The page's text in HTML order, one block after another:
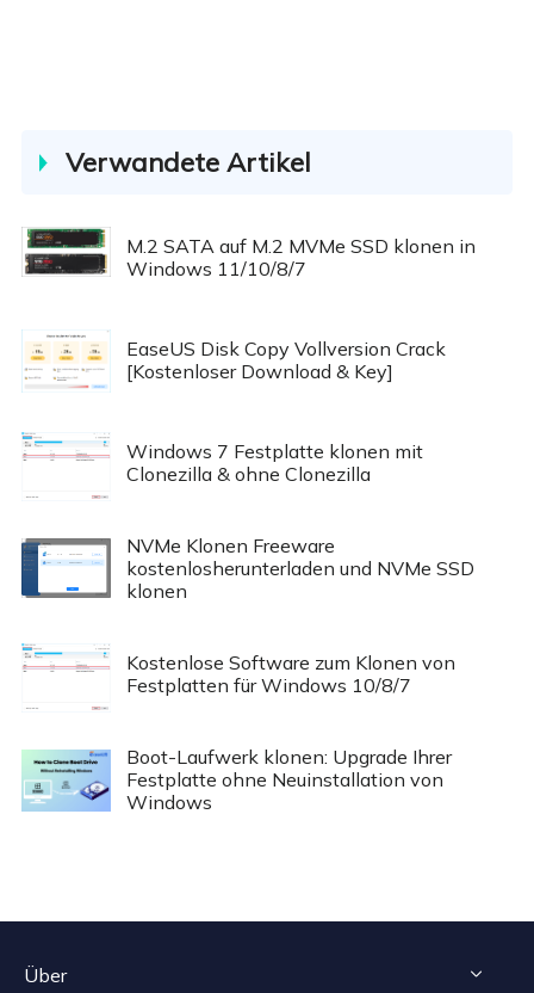
Verwandete Artikel
M.2 SATA auf M.2 MVMe SSD klonen in
Windows 11/10/8/7
EaseUS Disk Copy Vollversion Crack
[Kostenloser Download & Key]
Windows 7 Festplatte klonen mit
Clonezilla & ohne Clonezilla
NVMe Klonen Freeware
kostenlosherunterladen und NVMe SSD
klonen
Kostenlose Software zum Klonen von
Festplatten für Windows 10/8/7
Boot-Laufwerk klonen: Upgrade Ihrer
Festplatte ohne Neuinstallation von
Windows
Über